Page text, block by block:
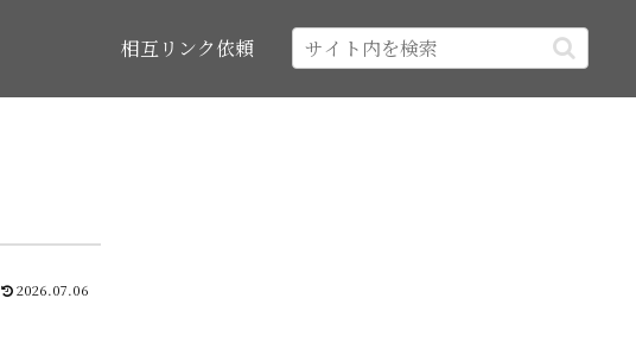
相互リンク依頼
2026.07.06